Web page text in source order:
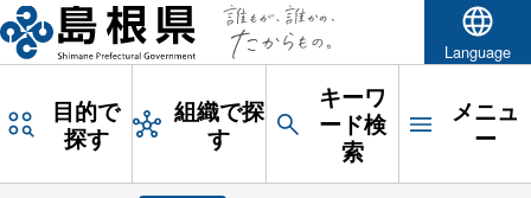
Language
目的で
探す
組織で探
す
キーワ
ード検
索
メニュ
ー